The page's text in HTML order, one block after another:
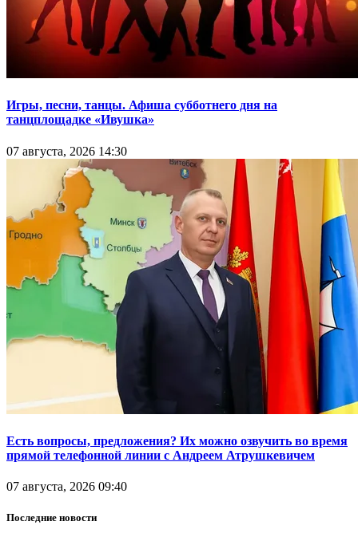
Игры, песни, танцы. Афиша субботнего дня на
танцплощадке «Ивушка»
07 августа, 2026 14:30
Есть вопросы, предложения? Их можно озвучить во время
прямой телефонной линии с Андреем Атрушкевичем
07 августа, 2026 09:40
Последние новости